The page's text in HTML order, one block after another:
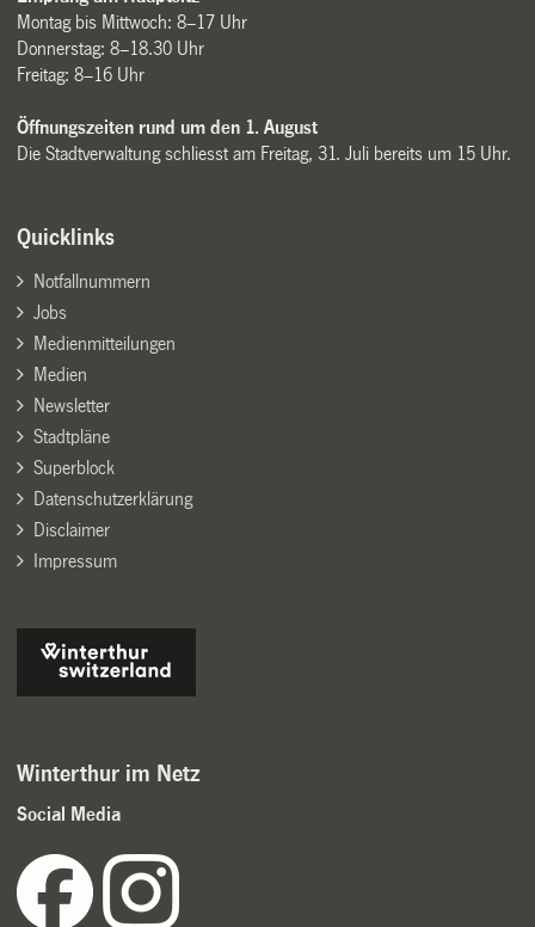
Montag bis Mittwoch: 8–17 Uhr
Donnerstag: 8–18.30 Uhr
Freitag: 8–16 Uhr
Öffnungszeiten rund um den 1. August
Die Stadtverwaltung schliesst am Freitag, 31. Juli bereits um 15 Uhr.
Quicklinks
Notfallnummern
Jobs
Medienmitteilungen
Medien
Newsletter
Stadtpläne
Superblock
Datenschutzerklärung
Disclaimer
Impressum
Winterthur im Netz
Social Media